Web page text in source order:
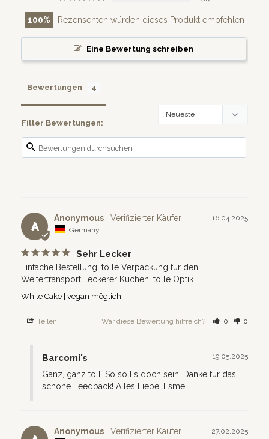
100 Rezensenten würden dieses Produkt empfehlen
Eine Bewertung schreiben
Bewertungen
Filter Bewertungen:
A
16.04.2025
Anonymous
Germany
Sehr Lecker
Einfache Bestellung, tolle Verpackung für den
Weitertransport, leckerer Kuchen, tolle Optik
White Cake | vegan möglich
Teilen War diese Bewertung hilfreich? 0 0
19.05.2025
Barcomi's
Ganz, ganz toll. So soll's doch sein. Danke für das
schöne Feedback! Alles Liebe, Esmé
27.02.2025
Anonymous